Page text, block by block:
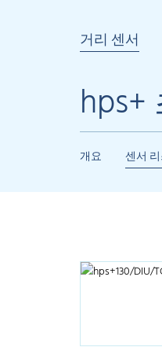
거리 센서
hps+
개요 센서